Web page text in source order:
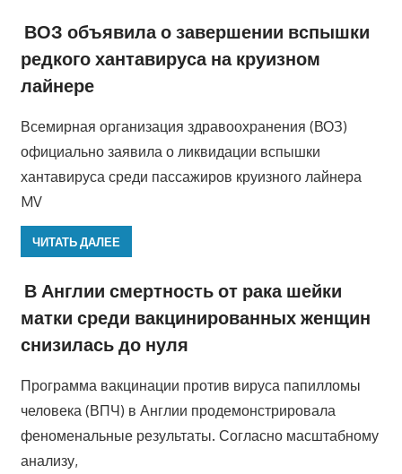
ВОЗ объявила о завершении вспышки
редкого хантавируса на круизном
лайнере
Всемирная организация здравоохранения (ВОЗ)
официально заявила о ликвидации вспышки
хантавируса среди пассажиров круизного лайнера
MV
ЧИТАТЬ ДАЛЕЕ
В Англии смертность от рака шейки
матки среди вакцинированных женщин
снизилась до нуля
Программа вакцинации против вируса папилломы
человека (ВПЧ) в Англии продемонстрировала
феноменальные результаты. Согласно масштабному
анализу,